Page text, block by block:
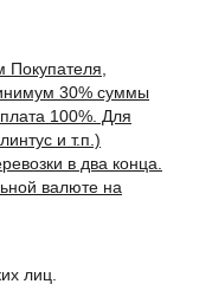
30% суммы
100%. Для
и т.п.)
в два конца.
валюте на
лиц.